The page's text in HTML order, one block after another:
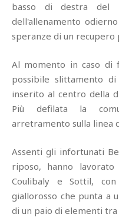
basso di destra del
dell'allenamento
speranze di un recupero
Al momento in caso
possibile slittamento
inserito al centro della
Più defilata la
arretramento sulla linea
Assenti gli infortunati
riposo, hanno
Coulibaly e Sottil,
giallorosso che punta a
di un paio di elementi tra